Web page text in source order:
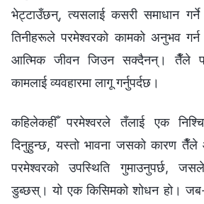
भेट्टाउँछन्, त्यसलाई कसरी समाधान
तिनीहरूले परमेश्‍वरको कामको अनुभव
आत्मिक जीवन जिउन सक्दैनन्। तैँले
कामलाई व्यवहारमा लागू गर्नुपर्दछ।
कहिलेकहीँ परमेश्‍वरले तँलाई एक
दिनुहुन्छ, यस्तो भावना जसको कारण तैँले
परमेश्‍वरको उपस्थिति गुमाउनुपर्छ,
डुब्छस्। यो एक किसिमको शोधन हो।